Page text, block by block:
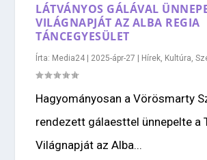
LÁTVÁNYOS GÁLÁVAL
VILÁGNAPJÁT AZ ALBA REGIA
TÁNCEGYESÜLET
Írta: Media24 | 2025-ápr-27 | Hírek Kultúra ,
Hagyományosan a Vörösmarty
rendezett gálaesttel ünnepelte a
Világnapját az Alba...